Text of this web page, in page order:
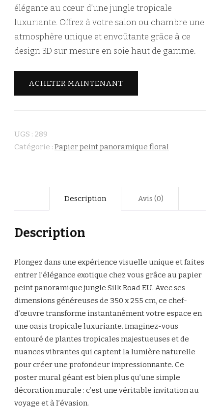
élégante au cœur d’une jungle tropicale
luxuriante. Offrez à votre salon ou chambre une
atmosphère unique et envoûtante grâce à ce
design 3D sur mesure en soie haut de gamme.
ACHETER MAINTENANT
UGS : 289
Catégorie : Papier peint panoramique floral
Description Avis (0)
Description
Plongez dans une expérience visuelle unique et faites
entrer l’élégance exotique chez vous grâce au papier
peint panoramique jungle Silk Road EU. Avec ses
dimensions généreuses de 350 x 255 cm, ce chef-
d’œuvre transforme instantanément votre espace en
une oasis tropicale luxuriante. Imaginez-vous
entouré de plantes tropicales majestueuses et de
nuances vibrantes qui captent la lumière naturelle
pour créer une profondeur impressionnante. Ce
poster mural géant est bien plus qu’une simple
décoration murale : c’est une véritable invitation au
voyage et à l’évasion.